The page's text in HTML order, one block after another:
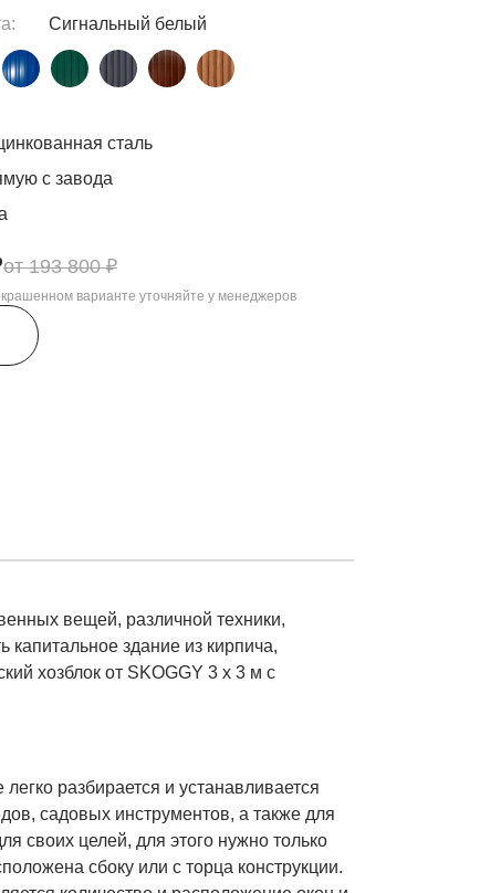
Сигнальный белый
сталь
с завода
193 800 ₽
варианте уточняйте у менеджеров
вещей, различной техники,
капитальное здание из кирпича,
хозблок от SKOGGY 3 х 3 м с
разбирается и устанавливается
садовых инструментов, а также для
своих целей, для этого нужно только
сбоку или с торца конструкции.